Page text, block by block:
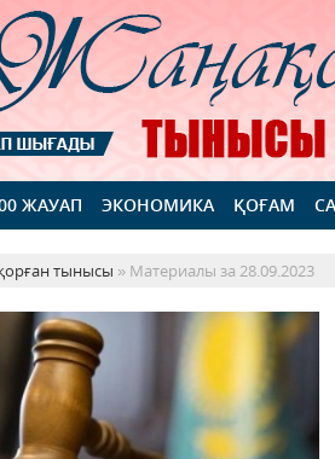
ЖАУАП ЭКОНОМИКА ҚОҒАМ
тынысы » Материалы за 28.09.2023